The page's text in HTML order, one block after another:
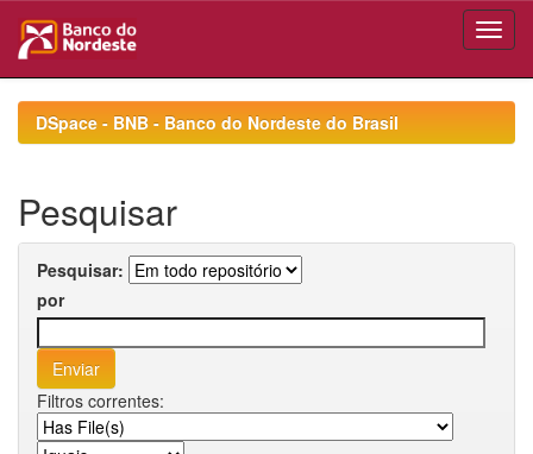
navigationDSpace - BNB - Banco do Nordeste do Brasil
Pesquisar
Pesquisar:
por
Filtros correntes: